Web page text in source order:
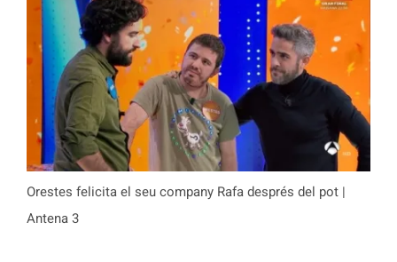
Orestes felicita el seu company Rafa després del pot |
Antena 3